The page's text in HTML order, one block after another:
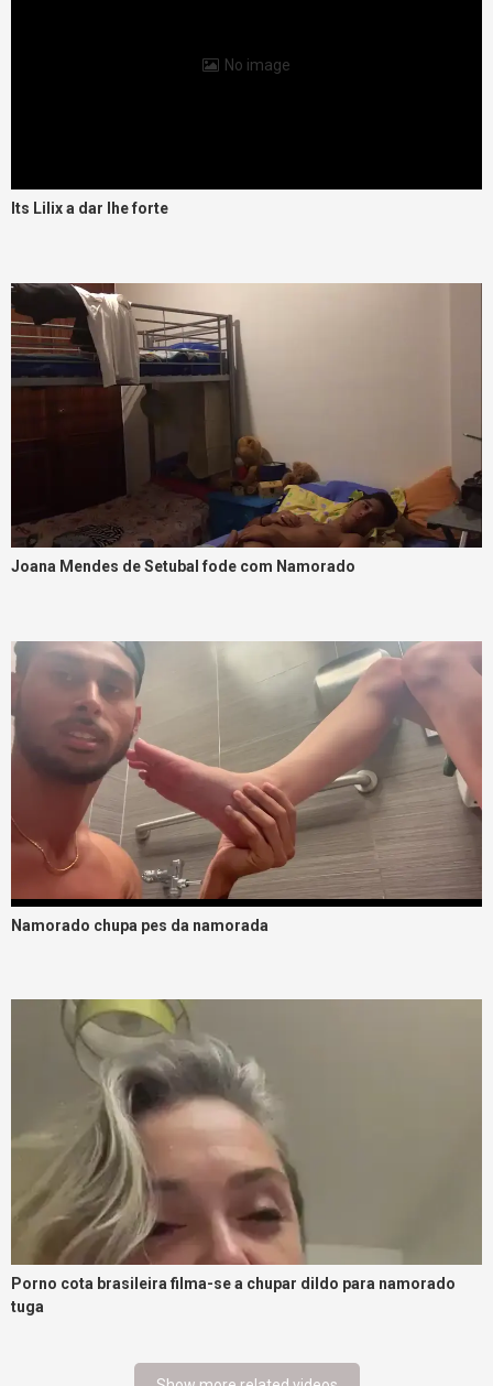
No image
Its Lilix a dar lhe forte
Joana Mendes de Setubal fode com Namorado
Namorado chupa pes da namorada
Porno cota brasileira filma-se a chupar dildo para namorado
tuga